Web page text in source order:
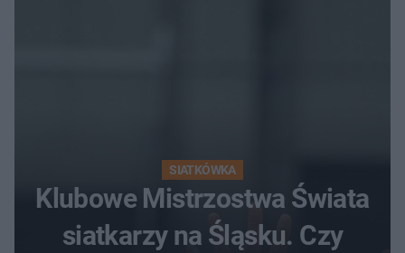
SIATKÓWKA
Klubowe Mistrzostwa Świata
siatkarzy na Śląsku. Czy